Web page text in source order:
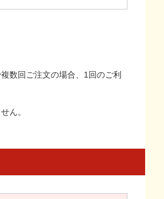
数回ご注文の場合、1回のご利
ん。